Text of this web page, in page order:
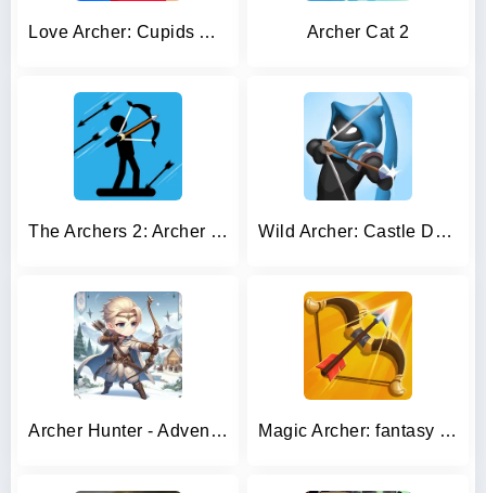
Love Archer: Cupids Arrow Archer Cat 2
The Archers 2: Archer Game Wild Archer: Castle Defense
Archer Hunter - Adventure Game Magic Archer: fantasy rpg game